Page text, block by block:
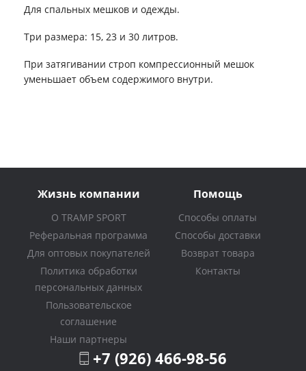
Для спальных мешков и одежды.
Три размера: 15, 23 и 30 литров.
При затягивании строп компрессионный мешок
уменьшает объем содержимого внутри.
Жизнь компании
О TRAMP SPORT
Реферальная программа
Для оптовых покупателей
Политика обработки
персональных данных
Пользовательское
соглашение
Наши партнеры
Помощь
Способы оплаты
Способы доставки
Возврат товара
Контакты
+7 (926) 466-98-56